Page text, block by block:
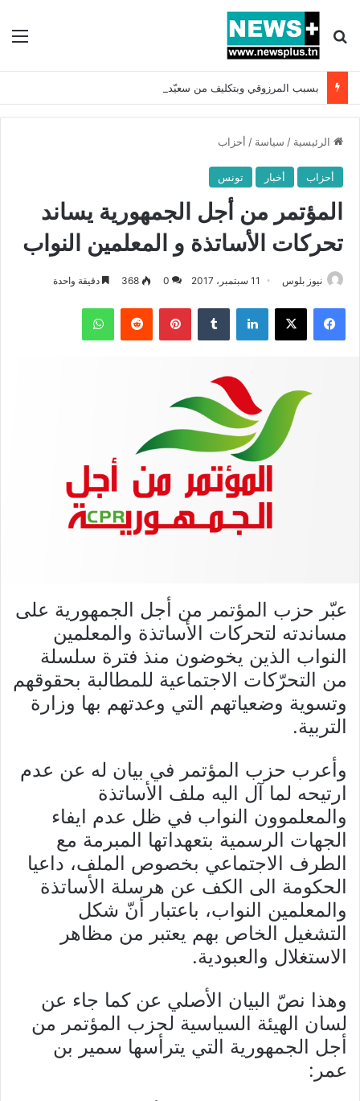
بحث عن
الرئيسية / سياسة / أحزاب
أحزاب أخبار تونس
المؤتمر من أجل الجمهورية يساند
تحركات الأساتذة و المعلمين النواب
نيوز بلوس 11 سبتمبر، 2017 0
368 دقيقة واحدة
فيسبوك X لينكدإن بينتيريست واتساب
عبّر حزب المؤتمر من أجل الجمهورية على
مساندته لتحركات الأساتذة والمعلمين
النواب الذين يخوضون منذ فترة سلسلة
من التحرّكات الاجتماعية للمطالبة بحقوقهم
وتسوية وضعياتهم التي وعدتهم بها وزارة
التربية.
وأعرب حزب المؤتمر في بيان له عن عدم
ارتيحه لما آل اليه ملف الأساتذة
والمعلموون النواب في ظل عدم ايفاء
الجهات الرسمية بتعهداتها المبرمة مع
الطرف الاجتماعي بخصوص الملف، داعيا
الحكومة الى الكف عن هرسلة الأساتذة
والمعلمين النواب، باعتبار أنّ شكل
التشغيل الخاص بهم يعتبر من مظاهر
الاستغلال والعبودية.
وهذا نصّ البيان الأصلي عن كما جاء عن
لسان الهيئة السياسية لحزب المؤتمر من
أجل الجمهورية التي يترأسها سمير بن
عمر: